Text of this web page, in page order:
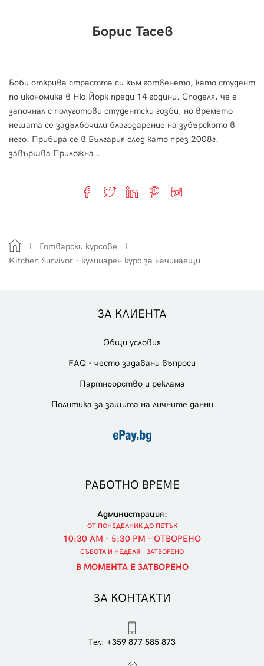
Борис Тасев
Боби открива страстта си към готвенето, като студент
по икономика в Ню Йорк преди 14 години. Споделя, че е
започнал с полуготови студентски гозби, но времето
нещата се задълбочили благодарение на зубърското в
него. Прибира се в България след като през 2008г.
завършва Приложна…
Готварски курсове
Kitchen Survivor - кулинарен курс за начинаещи
ЗА КЛИЕНТА
Общи условия
FAQ - често задавани въпроси
Партньорство и реклама
Политика за защита на личните данни
РАБОТНО ВРЕМЕ
Администрация:
ОТ ПОНЕДЕЛНИК ДО ПЕТЪК
10:30 AM - 5:30 PM - ОТВОРЕНО
СЪБОТА И НЕДЕЛЯ - ЗАТВОРЕНО
В МОМЕНТА Е ЗАТВОРЕНО
ЗА КОНТАКТИ
Тел: +359 877 585 873